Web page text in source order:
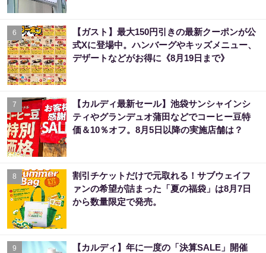
6
【ガスト】最大150円引きの最新クーポンが公
式Xに登場中。ハンバーグやキッズメニュー、
デザートなどがお得に《8月19日まで》
7
【カルディ最新セール】池袋サンシャインシ
ティやグランデュオ蒲田などでコーヒー豆特
価＆10％オフ。8月5日以降の実施店舗は？
8
割引チケットだけで元取れる！サブウェイフ
ァンの希望が詰まった「夏の福袋」は8月7日
から数量限定で発売。
9
【カルディ】年に一度の「決算SALE」開催